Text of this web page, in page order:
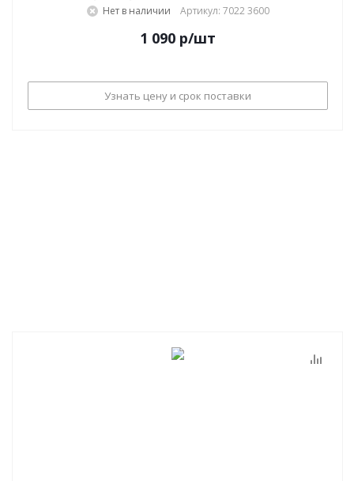
Нет в наличии Артикул: 7022 3600
1 090 р/шт
Узнать цену и срок поставки